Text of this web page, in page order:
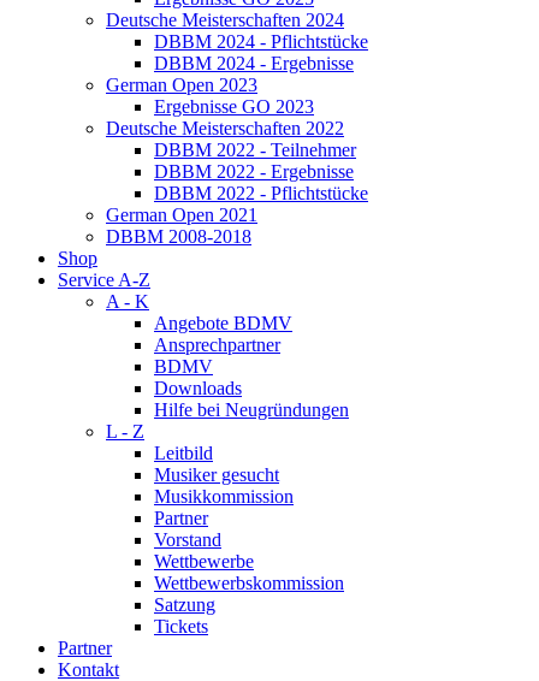
Deutsche Meisterschaften 2024
DBBM 2024 - Pflichtstücke
DBBM 2024 - Ergebnisse
German Open 2023
Ergebnisse GO 2023
Deutsche Meisterschaften 2022
DBBM 2022 - Teilnehmer
DBBM 2022 - Ergebnisse
DBBM 2022 - Pflichtstücke
German Open 2021
DBBM 2008-2018
Shop
Service A-Z
A - K
Angebote BDMV
Ansprechpartner
BDMV
Downloads
Hilfe bei Neugründungen
L - Z
Leitbild
Musiker gesucht
Musikkommission
Partner
Vorstand
Wettbewerbe
Wettbewerbskommission
Satzung
Tickets
Partner
Kontakt